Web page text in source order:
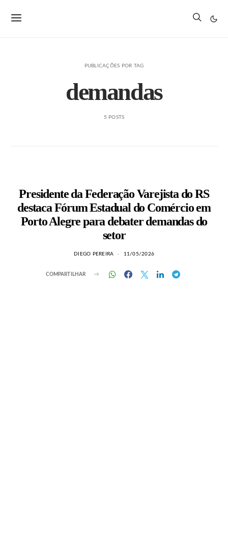
PUBLICAÇÕES POR TAG
demandas
5 POSTS
Presidente da Federação Varejista do RS
destaca Fórum Estadual do Comércio em
Porto Alegre para debater demandas do
setor
DIEGO PEREIRA 11/05/2026
COMPARTILHAR